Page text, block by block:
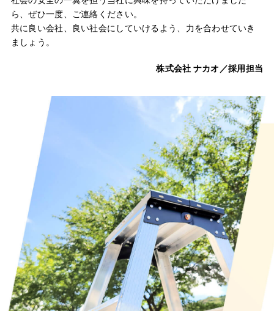
ら、ぜひ一度、ご連絡ください。
共に良い会社、良い社会にしていけるよう、力を合わせていき
ましょう。
株式会社 ナカオ／採用担当